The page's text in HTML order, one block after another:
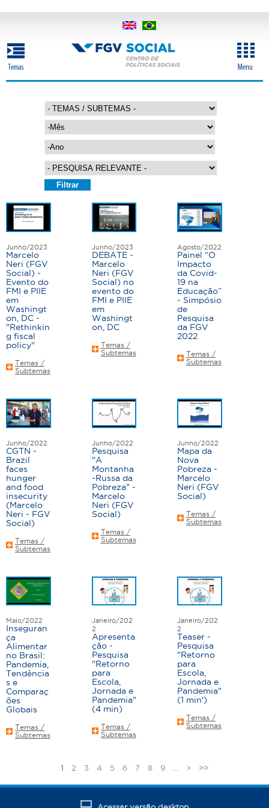
conteúdo
principal
M
s
o
Junho/2023
Marcelo
Neri (FGV
Social) -
Evento do
FMI e PIIE
em
Washingt
on, DC -
"Rethinkin
g fiscal
policy"
Temas /
Subtemas
Junho/2023
DEBATE -
Marcelo
Neri (FGV
Social) no
evento do
FMI e PIIE
em
Washingt
on, DC
Temas /
Subtemas
Agosto/2022
Painel “O
Impacto
da Covid-
19 na
Educação”
- Simpósio
de
Pesquisa
da FGV
2022
Temas /
Subtemas
Junho/2022
CGTN -
Brazil
faces
hunger
and food
insecurity
(Marcelo
Neri - FGV
Social)
Temas /
Subtemas
Junho/2022
Pesquisa
"A
Montanha
-Russa da
Pobreza" -
Marcelo
Neri (FGV
Social)
Temas /
Subtemas
Junho/2022
Mapa da
Nova
Pobreza -
Marcelo
Neri (FGV
Social)
Temas /
Subtemas
Maio/2022
Inseguran
ça
Alimentar
no Brasil:
Pandemia,
Tendência
s e
Comparaç
ões
Globais
Temas /
Subtemas
Janeiro/202
2
Apresenta
ção -
Pesquisa
"Retorno
para
Escola,
Jornada e
Pandemia"
(4 min)
Temas /
Subtemas
Janeiro/202
2
Teaser -
Pesquisa
"Retorno
para
Escola,
Jornada e
Pandemia"
(1 min')
Temas /
Subtemas
á
g
i
n
a
s
1 2 3 4 5 6 7 8 9 > >>